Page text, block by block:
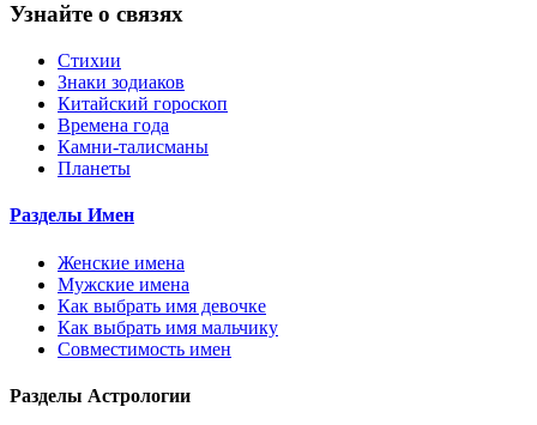
Узнайте о связях
Стихии
Знаки зодиаков
Китайский гороскоп
Времена года
Камни-талисманы
Планеты
Разделы Имен
Женские имена
Мужские имена
Как выбрать имя девочке
Как выбрать имя мальчику
Совместимость имен
Разделы Астрологии